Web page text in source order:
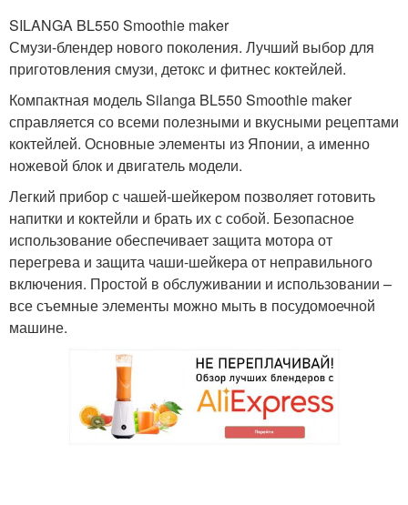
SILANGA BL550 Smoothie maker
Смузи-блендер нового поколения. Лучший выбор для
приготовления смузи, детокс и фитнес коктейлей.
Компактная модель Silanga BL550 Smoothie maker
справляется со всеми полезными и вкусными рецептами
коктейлей. Основные элементы из Японии, а именно
ножевой блок и двигатель модели.
Легкий прибор с чашей-шейкером позволяет готовить
напитки и коктейли и брать их с собой. Безопасное
использование обеспечивает защита мотора от
перегрева и защита чаши-шейкера от неправильного
включения. Простой в обслуживании и использовании –
все съемные элементы можно мыть в посудомоечной
машине.